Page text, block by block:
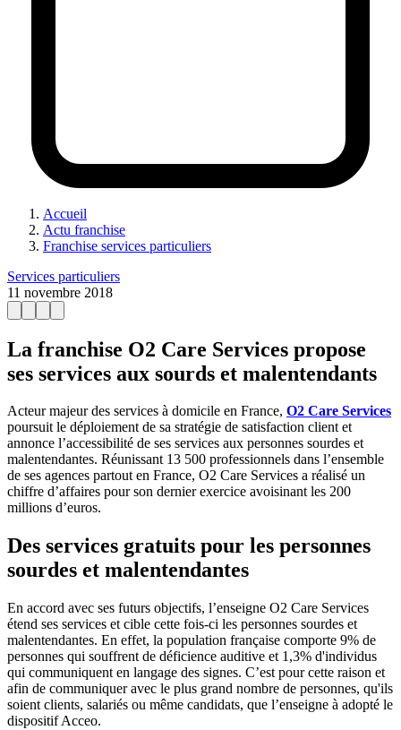
Accueil
Actu franchise
Franchise services particuliers
Services particuliers
11 novembre 2018
La franchise O2 Care Services propose
ses services aux sourds et malentendants
Acteur majeur des services à domicile en France, O2 Care Services
poursuit le déploiement de sa stratégie de satisfaction client et
annonce l’accessibilité de ses services aux personnes sourdes et
malentendantes. Réunissant 13 500 professionnels dans l’ensemble
de ses agences partout en France, O2 Care Services a réalisé un
chiffre d’affaires pour son dernier exercice avoisinant les 200
millions d’euros.
Des services gratuits pour les personnes
sourdes et malentendantes
En accord avec ses futurs objectifs, l’enseigne O2 Care Services
étend ses services et cible cette fois-ci les personnes sourdes et
malentendantes. En effet, la population française comporte 9% de
personnes qui souffrent de déficience auditive et 1,3% d'individus
qui communiquent en langage des signes. C’est pour cette raison et
afin de communiquer avec le plus grand nombre de personnes, qu'ils
soient clients, salariés ou même candidats, que l’enseigne à adopté le
dispositif Acceo.